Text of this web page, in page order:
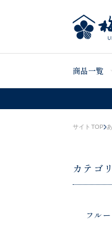
商品一覧
サイトTOP
カテゴ
フル